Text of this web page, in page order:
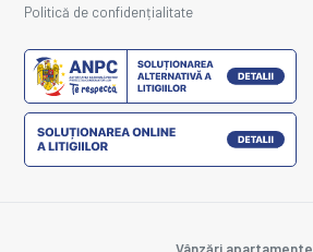
Politică de confidențialitate